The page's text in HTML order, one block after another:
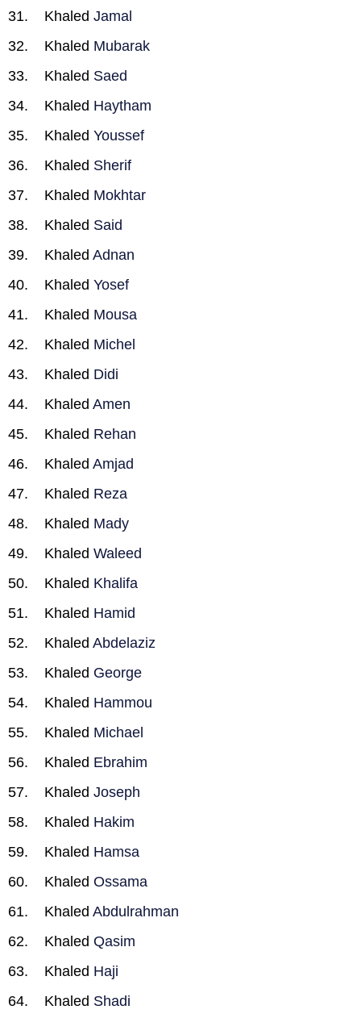
Khaled Jamal
Khaled Mubarak
Khaled Saed
Khaled Haytham
Khaled Youssef
Khaled Sherif
Khaled Mokhtar
Khaled Said
Khaled Adnan
Khaled Yosef
Khaled Mousa
Khaled Michel
Khaled Didi
Khaled Amen
Khaled Rehan
Khaled Amjad
Khaled Reza
Khaled Mady
Khaled Waleed
Khaled Khalifa
Khaled Hamid
Khaled Abdelaziz
Khaled George
Khaled Hammou
Khaled Michael
Khaled Ebrahim
Khaled Joseph
Khaled Hakim
Khaled Hamsa
Khaled Ossama
Khaled Abdulrahman
Khaled Qasim
Khaled Haji
Khaled Shadi